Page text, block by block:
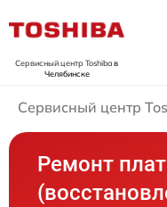
Сервисный центр Toshibaв
Челябинске
Сервисный центр
Ремонт